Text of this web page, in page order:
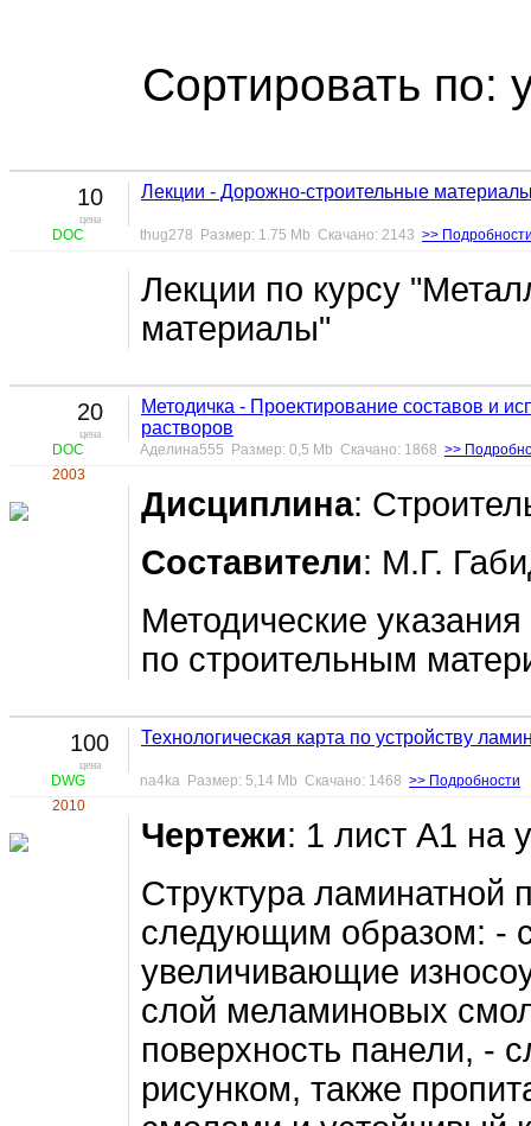
Сортировать по:
10
цена
DOC
Лекции - Дорожно-строительные
thug278 Размер: 1.75 Mb Скачано: 2143 >>
Лекции по курсу
материалы"
20
цена
DOC
2003
Методичка - Проектирование составов и
растворов
Аделина555 Размер: 0,5 Mb Скачано: 1868 >>
Дисциплина:
Составители: М.Г.
Методические
по строительным
100
цена
DWG
2010
Технологическая карта по устройству
na4ka Размер: 5,14 Mb Скачано: 1468 >> Подробности
Чертежи: 1 лист А1 на
Структура ламинатной
следующим образом: -
увеличивающие
слой меламиновых
поверхность панели, -
рисунком, также